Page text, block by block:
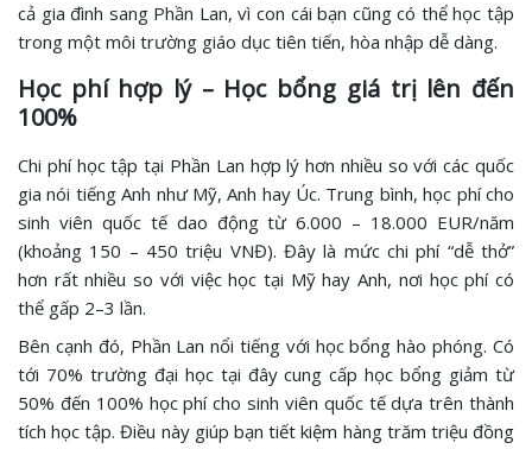
cả gia đình sang Phần Lan, vì con cái bạn cũng có thể học tập
trong một môi trường giáo dục tiên tiến, hòa nhập dễ dàng.
Học phí hợp lý – Học bổng giá trị lên đến
100%
Chi phí học tập tại Phần Lan hợp lý hơn nhiều so với các quốc
gia nói tiếng Anh như Mỹ, Anh hay Úc. Trung bình, học phí cho
sinh viên quốc tế dao động từ 6.000 – 18.000 EUR/năm
(khoảng 150 – 450 triệu VNĐ). Đây là mức chi phí “dễ thở”
hơn rất nhiều so với việc học tại Mỹ hay Anh, nơi học phí có
thể gấp 2–3 lần.
Bên cạnh đó, Phần Lan nổi tiếng với học bổng hào phóng. Có
tới 70% trường đại học tại đây cung cấp học bổng giảm từ
50% đến 100% học phí cho sinh viên quốc tế dựa trên thành
tích học tập. Điều này giúp bạn tiết kiệm hàng trăm triệu đồng